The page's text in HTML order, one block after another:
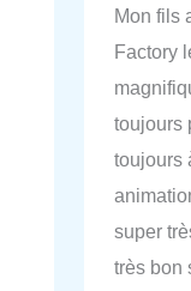
Mon fils
Factory
toujours
toujours
super
très bon